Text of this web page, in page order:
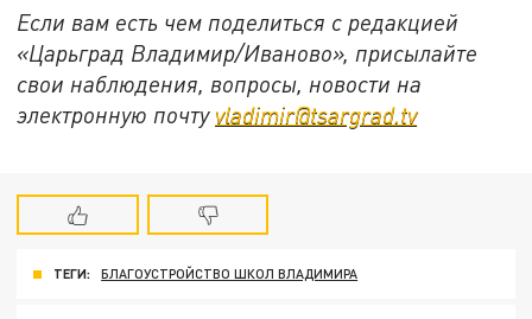
Если вам есть чем поделиться с редакцией
«Царьград Владимир/Иваново», присылайте
свои наблюдения, вопросы, новости на
электронную почту vladimir@tsargrad.tv
ТЕГИ: БЛАГОУСТРОЙСТВО ШКОЛ ВЛАДИМИРА